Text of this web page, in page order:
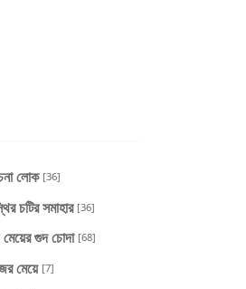
লোক [36]
চটির সমাহার [36]
গুদ চোদা [68]
মেয়ে [7]